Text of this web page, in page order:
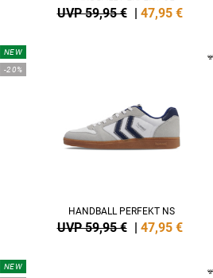
UVP 59,95 € | 47,95 €
NEW
-20%
HANDBALL PERFEKT NS
UVP 59,95 € | 47,95 €
NEW